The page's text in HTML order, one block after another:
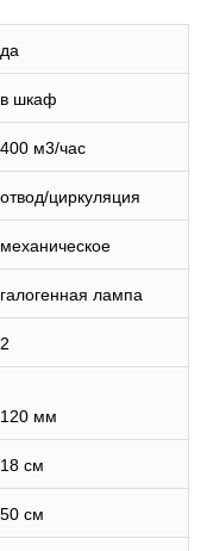
да
в шкаф
400 м3/час
отвод/циркуляция
механическое
галогенная лампа
2
120 мм
18 см
50 см